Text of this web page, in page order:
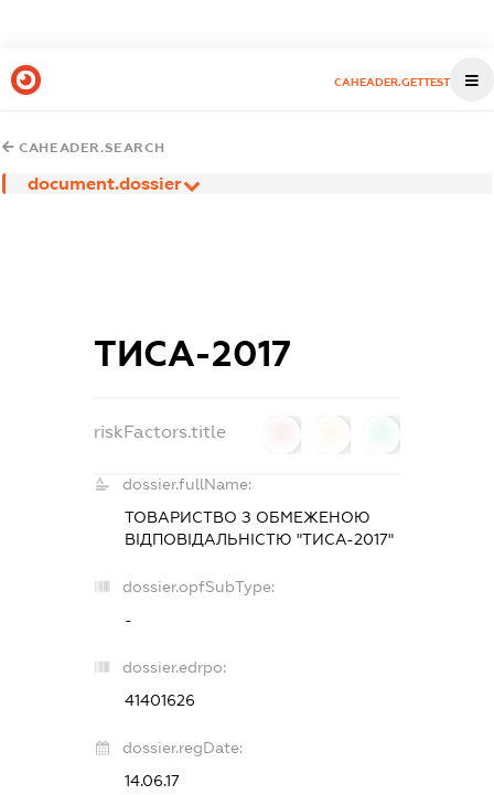
CAHEADER.GETTEST
CAHEADER.SEARCH
document.dossier
ТИСА-2017
riskFactors.title
dossier.fullName:
ТОВАРИСТВО З ОБМЕЖЕНОЮ
ВІДПОВІДАЛЬНІСТЮ "ТИСА-2017"
dossier.opfSubType:
-
dossier.edrpo:
41401626
dossier.regDate:
14.06.17